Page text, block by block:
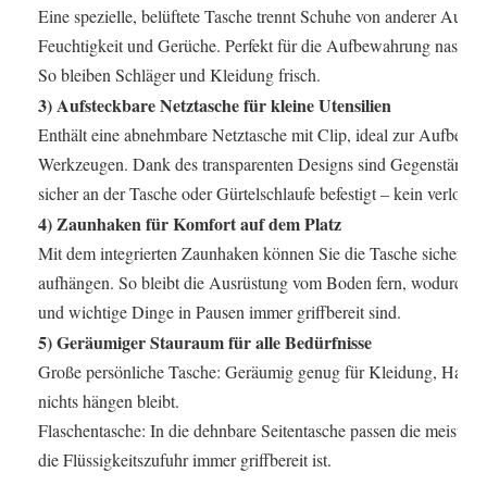
Eine spezielle, belüftete Tasche trennt Schuhe von anderer
Feuchtigkeit und Gerüche. Perfekt für die Aufbewahrung nasser
So bleiben Schläger und Kleidung frisch.
3) Aufsteckbare Netztasche für kleine Utensilien
Enthält eine abnehmbare Netztasche mit Clip, ideal zur
Werkzeugen. Dank des transparenten Designs sind
sicher an der Tasche oder Gürtelschlaufe befestigt – kein
4) Zaunhaken für Komfort auf dem Platz
Mit dem integrierten Zaunhaken können Sie die Tasche sicher
aufhängen. So bleibt die Ausrüstung vom Boden fern, wodurch
und wichtige Dinge in Pausen immer griffbereit sind.
5) Geräumiger Stauraum für alle Bedürfnisse
Große persönliche Tasche: Geräumig genug für Kleidung,
nichts hängen bleibt.
Flaschentasche: In die dehnbare Seitentasche passen die
die Flüssigkeitszufuhr immer griffbereit ist.